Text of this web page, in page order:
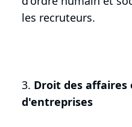
les recruteurs.
3. Droit des
d'entreprises